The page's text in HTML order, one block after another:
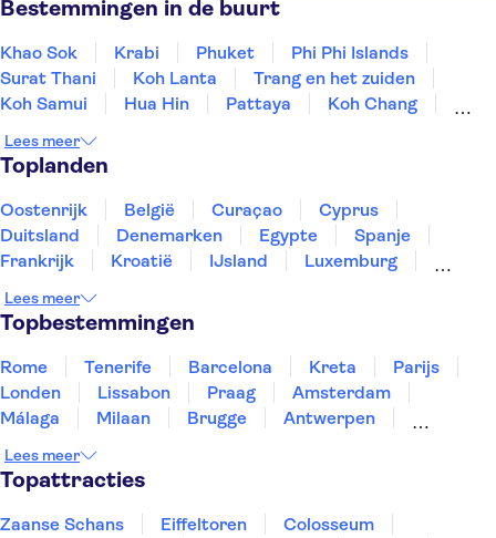
Bestemmingen in de buurt
Khao Sok Krabi Phuket
Phi Phi Islands
Surat Thani
Koh Lanta
Trang en het zuiden
Koh Samui
Hua Hin Pattaya
Koh Chang
Chiang Mai
Lees meer
Toplanden
Oostenrijk België Curaçao
Cyprus
Duitsland
Denemarken Egypte
Spanje
Frankrijk
Kroatië IJsland
Luxemburg
Slovenië
Thailand
Lees meer
Topbestemmingen
Rome Tenerife Barcelona Kreta
Parijs
Londen
Lissabon Praag
Amsterdam
Málaga
Milaan Brugge
Antwerpen
Eindhoven
Lees meer
Topattracties
Zaanse Schans Eiffeltoren
Colosseum